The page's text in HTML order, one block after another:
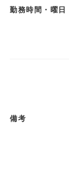
勤務時間・曜日
備考